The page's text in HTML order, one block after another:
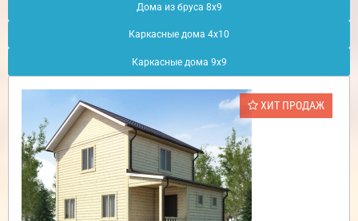
Дома из бруса 8х9
Каркасные дома 4х10
Каркасные дома 9х9
ХИТ ПРОДАЖ